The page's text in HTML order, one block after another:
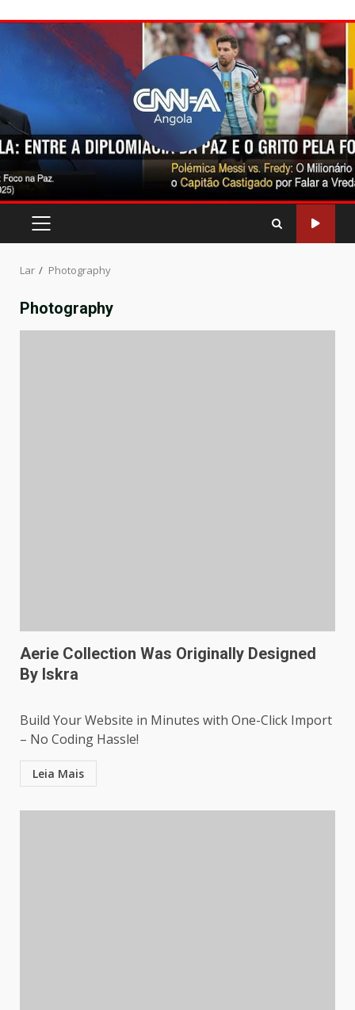
Pular
para
o
MENU
Lar Photography
Photography
Aerie Collection Was Originally Designed
By Iskra
Build Your Website in Minutes with One-Click Import
– No Coding Hassle!
Leia Mais